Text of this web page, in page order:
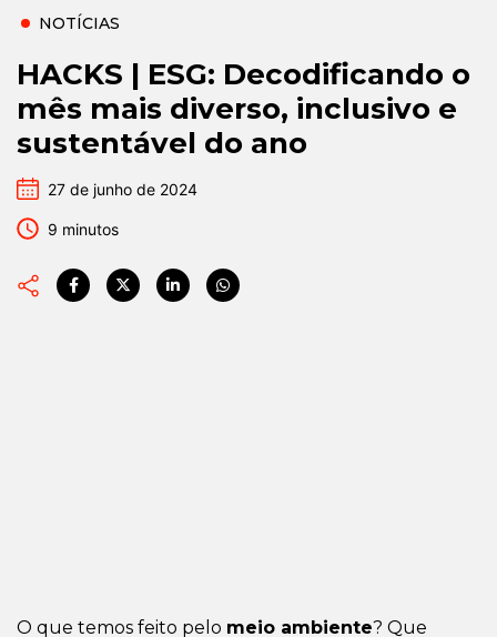
NOTÍCIAS
HACKS | ESG: Decodificando o
mês mais diverso, inclusivo e
sustentável do ano
27 de junho de 2024
9 minutos
O que temos feito pelo meio ambiente? Que